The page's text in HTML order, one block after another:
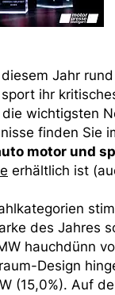
Jahr
ihr
wichtigsten
finden Sie
motor und
erhältlich ist
des Jahres
hauchdünn
Design
(15,0%). Auf